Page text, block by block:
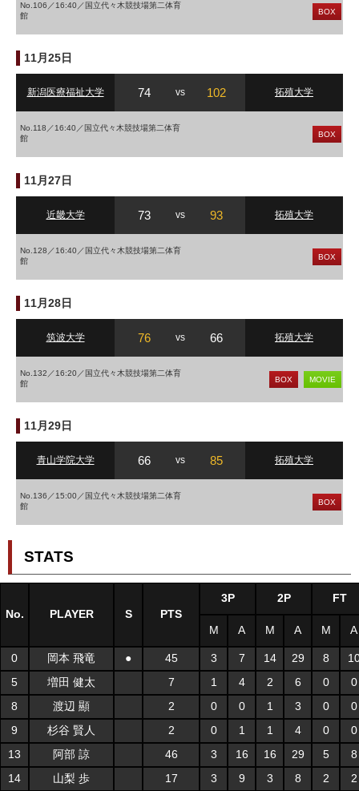
No.106／16:40／国立代々木競技場第二体育
館
BOX
11月25日
新潟医療福祉大学 74 vs 102 拓殖大学
No.118／16:40／国立代々木競技場第二体育
館
BOX
11月27日
近畿大学 73 vs 93 拓殖大学
No.128／16:40／国立代々木競技場第二体育
館
BOX
11月28日
筑波大学 76 vs 66 拓殖大学
No.132／16:20／国立代々木競技場第二体育
館
BOX MOVIE
11月29日
青山学院大学 66 vs 85 拓殖大学
No.136／15:00／国立代々木競技場第二体育
館
BOX
STATS
No. PLAYER S PTS
3P 2P FT
M A M A M A
0 岡本 飛竜 ● 45 3 7 14 29 8
5
増田 健太 7 1 4 2 6 0
0
8
渡辺 顯 2 0 0 1 3 0
0
9
杉谷 賢人 2 0 1 1 4 0
0
13
阿部 諒 46 3 16 16 29 5
8
14
山梨 歩 17 3 9 3 8 2 2